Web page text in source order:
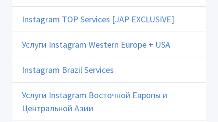
Instagram TOP Services [JAP EXCLUSIVE]
Услуги Instagram Western Europe + USA
Instagram Brazil Services
Услуги Instagram Восточной Европы и
Центральной Азии